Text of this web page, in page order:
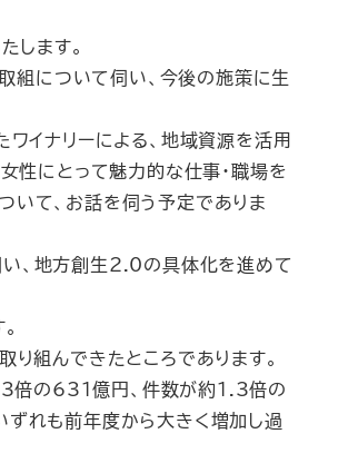
します。
組について伺い、今後の施策に生
イナリーによる、地域資源を活用
性にとって魅力的な仕事・職場を
いて、お話を伺う予定でありま
、地方創生2.0の具体化を進めて
組んできたところであります。
倍の631億円、件数が約1.3倍の
れも前年度から大きく増加し過